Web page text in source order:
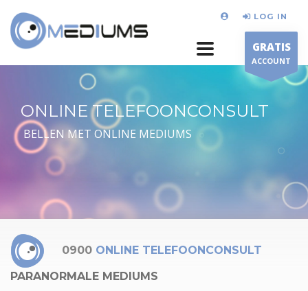
LOG IN
GRATIS
ACCOUNT
ONLINE TELEFOONCONSULT
BELLEN MET ONLINE MEDIUMS
0900 ONLINE TELEFOONCONSULT
PARANORMALE MEDIUMS